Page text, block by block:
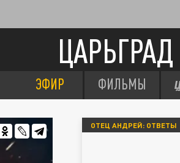
ЦАРЬГРАД
ЭФИР ФИЛЬМЫ
ОТЕЦ АНДРЕЙ: ОТВЕТЫ